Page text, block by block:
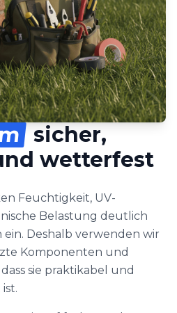
sicher,
wetterfest
Feuchtigkeit, UV-
Belastung deutlich
Deshalb verwenden wir
Komponenten und
sie praktikabel und